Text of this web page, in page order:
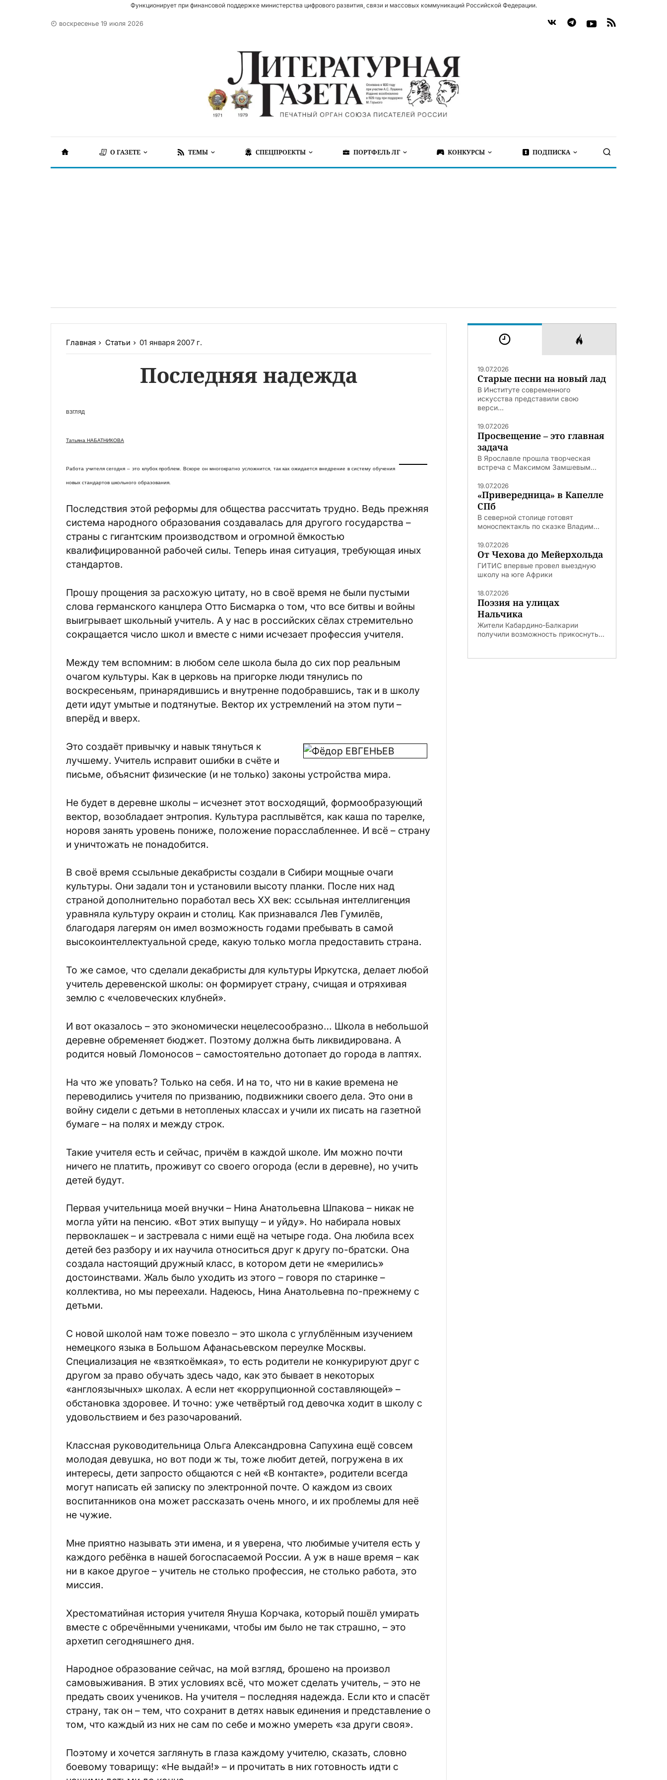
Функционирует при финансовой поддержке министерства цифрового развития, связи и массовых коммуникаций Российской Федерации.
воскресенье 19 июля 2026
О ГАЗЕТЕ ТЕМЫ СПЕЦПРОЕКТЫ ПОРТФЕЛЬ ЛГ КОНКУРСЫ ПОДПИСКА
Главная Статьи 01 января 2007 г.
Последняя надежда
ВЗГЛЯД
Татьяна НАБАТНИКОВА
Работа учителя сегодня – это клубок проблем. Вскоре он многократно усложнится, так как ожидается внедрение в систему обучения
новых стандартов школьного образования.
Последствия этой реформы для общества рассчитать трудно. Ведь прежняя
система народного образования создавалась для другого государства –
страны с гигантским производством и огромной ёмкостью
квалифицированной рабочей силы. Теперь иная ситуация, требующая иных
стандартов.
Прошу прощения за расхожую цитату, но в своё время не были пустыми
слова германского канцлера Отто Бисмарка о том, что все битвы и войны
выигрывает школьный учитель. А у нас в российских сёлах стремительно
сокращается число школ и вместе с ними исчезает профессия учителя.
Между тем вспомним: в любом селе школа была до сих пор реальным
очагом культуры. Как в церковь на пригорке люди тянулись по
воскресеньям, принарядившись и внутренне подобравшись, так и в школу
дети идут умытые и подтянутые. Вектор их устремлений на этом пути –
вперёд и вверх.
Это создаёт привычку и навык тянуться к
лучшему. Учитель исправит ошибки в счёте и
письме, объяснит физические (и не только) законы устройства мира.
Не будет в деревне школы – исчезнет этот восходящий, формообразующий
вектор, возобладает энтропия. Культура расплывётся, как каша по тарелке,
норовя занять уровень пониже, положение порасслабленнее. И всё – страну
и уничтожать не понадобится.
В своё время ссыльные декабристы создали в Сибири мощные очаги
культуры. Они задали тон и установили высоту планки. После них над
страной дополнительно поработал весь XX век: ссыльная интеллигенция
уравняла культуру окраин и столиц. Как признавался Лев Гумилёв,
благодаря лагерям он имел возможность годами пребывать в самой
высокоинтеллектуальной среде, какую только могла предоставить страна.
То же самое, что сделали декабристы для культуры Иркутска, делает любой
учитель деревенской школы: он формирует страну, счищая и отряхивая
землю с «человеческих клубней».
И вот оказалось – это экономически нецелесообразно… Школа в небольшой
деревне обременяет бюджет. Поэтому должна быть ликвидирована. А
родится новый Ломоносов – самостоятельно дотопает до города в лаптях.
На что же уповать? Только на себя. И на то, что ни в какие времена не
переводились учителя по призванию, подвижники своего дела. Это они в
войну сидели с детьми в нетопленых классах и учили их писать на газетной
бумаге – на полях и между строк.
Такие учителя есть и сейчас, причём в каждой школе. Им можно почти
ничего не платить, проживут со своего огорода (если в деревне), но учить
детей будут.
Первая учительница моей внучки – Нина Анатольевна Шпакова – никак не
могла уйти на пенсию. «Вот этих выпущу – и уйду». Но набирала новых
первоклашек – и застревала с ними ещё на четыре года. Она любила всех
детей без разбору и их научила относиться друг к другу по-братски. Она
создала настоящий дружный класс, в котором дети не «мерились»
достоинствами. Жаль было уходить из этого – говоря по старинке –
коллектива, но мы переехали. Надеюсь, Нина Анатольевна по-прежнему с
детьми.
С новой школой нам тоже повезло – это школа с углублённым изучением
немецкого языка в Большом Афанасьевском переулке Москвы.
Специализация не «взяткоёмкая», то есть родители не конкурируют друг с
другом за право обучать здесь чадо, как это бывает в некоторых
«англоязычных» школах. А если нет «коррупционной составляющей» –
обстановка здоровее. И точно: уже четвёртый год девочка ходит в школу с
удовольствием и без разочарований.
Классная руководительница Ольга Александровна Сапухина ещё совсем
молодая девушка, но вот поди ж ты, тоже любит детей, погружена в их
интересы, дети запросто общаются с ней «В контакте», родители всегда
могут написать ей записку по электронной почте. О каждом из своих
воспитанников она может рассказать очень много, и их проблемы для неё
не чужие.
Мне приятно называть эти имена, и я уверена, что любимые учителя есть у
каждого ребёнка в нашей богоспасаемой России. А уж в наше время – как
ни в какое другое – учитель не столько профессия, не столько работа, это
миссия.
Хрестоматийная история учителя Януша Корчака, который пошёл умирать
вместе с обречёнными учениками, чтобы им было не так страшно, – это
архетип сегодняшнего дня.
Народное образование сейчас, на мой взгляд, брошено на произвол
самовыживания. В этих условиях всё, что может сделать учитель, – это не
предать своих учеников. На учителя – последняя надежда. Если кто и спасёт
страну, так он – тем, что сохранит в детях навык единения и представление о
том, что каждый из них не сам по себе и можно умереть «за други своя».
Поэтому и хочется заглянуть в глаза каждому учителю, сказать, словно
боевому товарищу: «Не выдай!» – и прочитать в них готовность идти с
19.07.2026
Старые песни на новый лад
В Институте современного
искусства представили свою
верси...
19.07.2026
Просвещение – это главная
задача
В Ярославле прошла творческая
встреча с Максимом Замшевым...
19.07.2026
«Привередница» в Капелле
СПб
В северной столице готовят
моноспектакль по сказке Владим...
19.07.2026
От Чехова до Мейерхольда
ГИТИС впервые провел выездную
школу на юге Африки
18.07.2026
Поэзия на улицах
Нальчика
Жители Кабардино-Балкарии
получили возможность прикоснуть...